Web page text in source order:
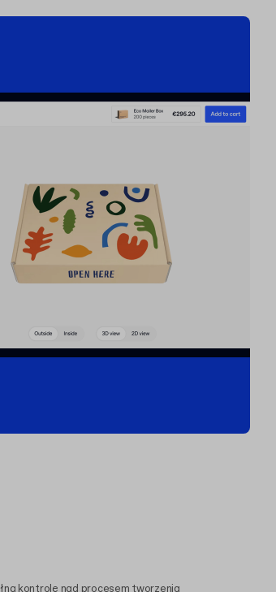
kontrolę nad procesem tworzenia